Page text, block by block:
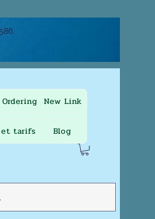
New Link
tarifs Blog